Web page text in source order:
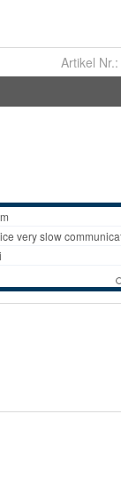
Artikel Nr.: